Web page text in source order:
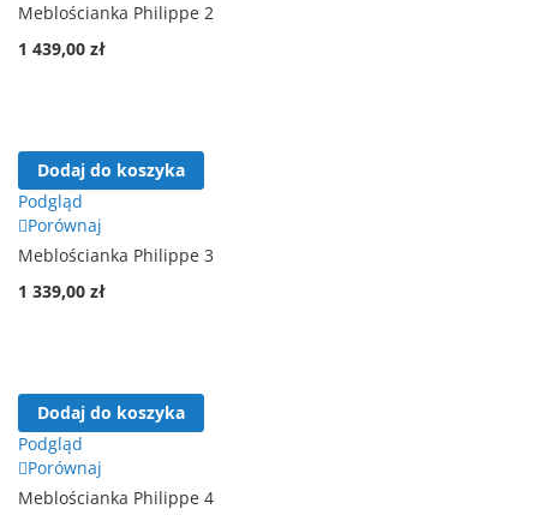
Meblościanka Philippe 2
1 439,00 zł
Dodaj do koszyka
Podgląd
Porównaj
Meblościanka Philippe 3
1 339,00 zł
Dodaj do koszyka
Podgląd
Porównaj
Meblościanka Philippe 4